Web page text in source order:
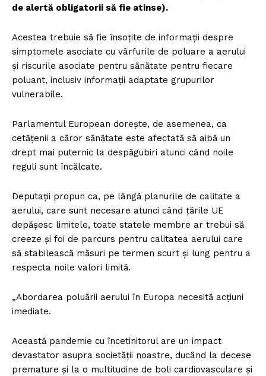
de alertă obligatorii să fie atinse).
Acestea trebuie să fie însoțite de informații despre
simptomele asociate cu vârfurile de poluare a aerului
și riscurile asociate pentru sănătate pentru fiecare
poluant, inclusiv informații adaptate grupurilor
vulnerabile.
Parlamentul European dorește, de asemenea, ca
cetățenii a căror sănătate este afectată să aibă un
drept mai puternic la despăgubiri atunci când noile
reguli sunt încălcate.
Deputații propun ca, pe lângă planurile de calitate a
aerului, care sunt necesare atunci când țările UE
depășesc limitele, toate statele membre ar trebui să
creeze și foi de parcurs pentru calitatea aerului care
să stabilească măsuri pe termen scurt și lung pentru a
respecta noile valori limită.
„Abordarea poluării aerului în Europa necesită acțiuni
imediate.
Această pandemie cu încetinitorul are un impact
devastator asupra societății noastre, ducând la decese
premature și la o multitudine de boli cardiovasculare și